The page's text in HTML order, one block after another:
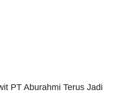
PT Aburahmi Terus Jadi